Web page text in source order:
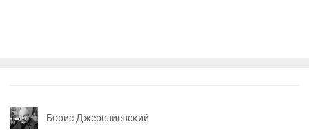
Борис Джерелиевский